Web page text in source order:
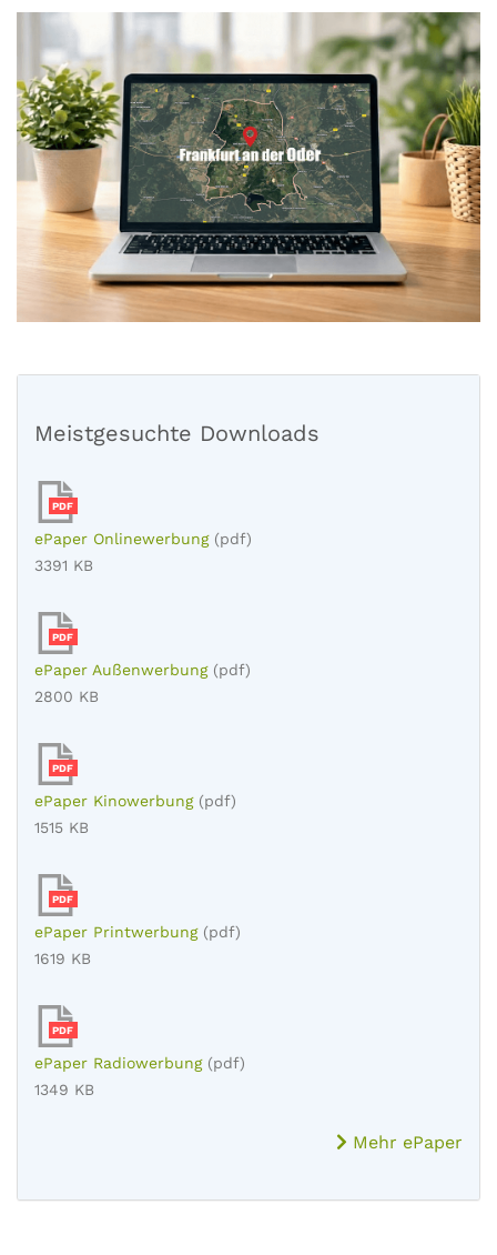
Meistgesuchte Downloads
PDF
ePaper Onlinewerbung (pdf)
3391 KB
PDF
ePaper Außenwerbung (pdf)
2800 KB
PDF
ePaper Kinowerbung (pdf)
1515 KB
PDF
ePaper Printwerbung (pdf)
1619 KB
PDF
ePaper Radiowerbung (pdf)
1349 KB
Mehr ePaper